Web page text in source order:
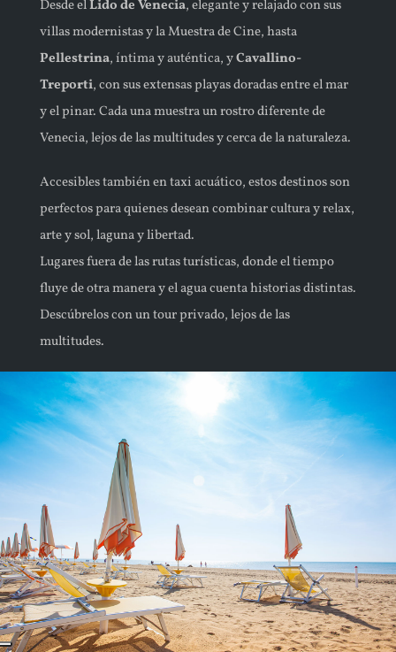
Desde elLido de Venecia, elegante y relajado con sus
villas modernistas y la Muestra de Cine, hasta
Pellestrina, íntima y auténtica, yCavallino-
Treporti, con sus extensas playas doradas entre el mar
y el pinar. Cada una muestra un rostro diferente de
Venecia, lejos de las multitudes y cerca de la naturaleza.
Accesibles también en taxi acuático, estos destinos son
perfectos para quienes desean combinar cultura y relax,
arte y sol, laguna y libertad.
Lugares fuera de las rutas turísticas, donde el tiempo
fluye de otra manera y el agua cuenta historias distintas.
Descúbrelos con un tour privado, lejos de las
multitudes.